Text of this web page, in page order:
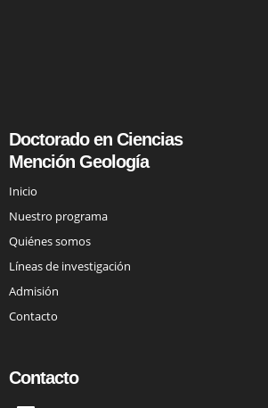
Doctorado en Ciencias
Mención Geología
Inicio
Nuestro programa
Quiénes somos
Líneas de investigación
Admisión
Contacto
Contacto